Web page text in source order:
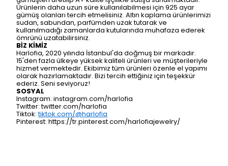
Ürünlerin daha uzun süre kullanılabilmesi için 925 ayar
gümüş olanları tercih etmelisiniz. Altın kaplama ürünlerimizi
sudan, sabundan, parfümden uzak tutarak ve
kullanılmadığı zamanlarda kutularında muhafaza ederek
ömrünü uzatabilirsiniz.
BİZ KİMİZ
Harlofia, 2020 yılında İstanbul'da doğmuş bir markadır.
15'den fazla ülkeye yüksek kaliteli ürünleri ve müşterileriyle
hizmet vermektedir. Ekibimiz tüm ürünleri özenle el yapımı
olarak hazırlamaktadır. Bizi tercih ettiğiniz için teşekkür
ederiz. Seni seviyoruz!
SOSYAL
Instagram: instagram.com/harlofia
Twitter: twitter.com/harlofia
Tiktok:tiktok.com/@harlofia
Pinterest: https://tr.pinterest.com/harlofiajewelry/